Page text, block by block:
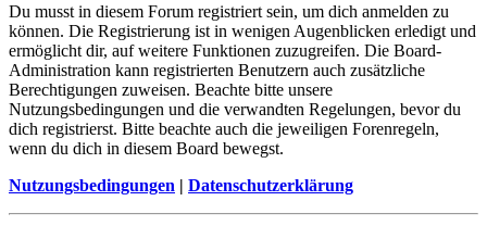
Du musst in diesem Forum registriert sein, um dich anmelden zu
können. Die Registrierung ist in wenigen Augenblicken erledigt und
ermöglicht dir, auf weitere Funktionen zuzugreifen. Die Board-
Administration kann registrierten Benutzern auch zusätzliche
Berechtigungen zuweisen. Beachte bitte unsere
Nutzungsbedingungen und die verwandten Regelungen, bevor du
dich registrierst. Bitte beachte auch die jeweiligen Forenregeln,
wenn du dich in diesem Board bewegst.
Nutzungsbedingungen | Datenschutzerklärung